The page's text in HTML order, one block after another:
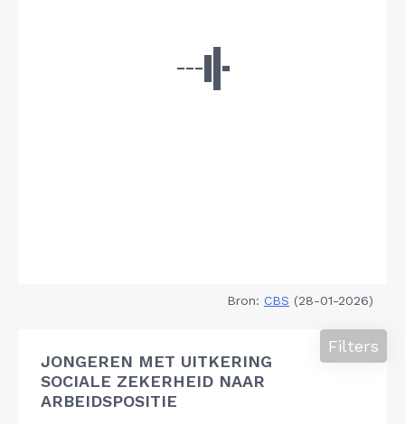
Bron: CBS (28-01-2026)
JONGEREN MET UITKERING
SOCIALE ZEKERHEID NAAR
ARBEIDSPOSITIE
Filters